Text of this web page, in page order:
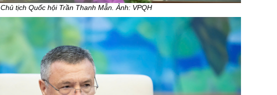
Chủ tịch Quốc hội Trần Thanh Mẫn. Ảnh: VPQH